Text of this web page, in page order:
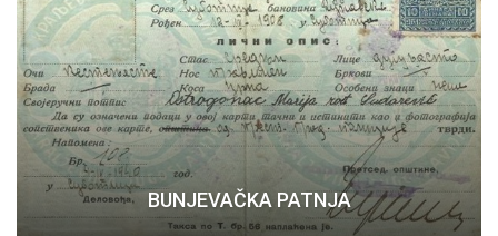
BUNJEVAČKA PATNJA